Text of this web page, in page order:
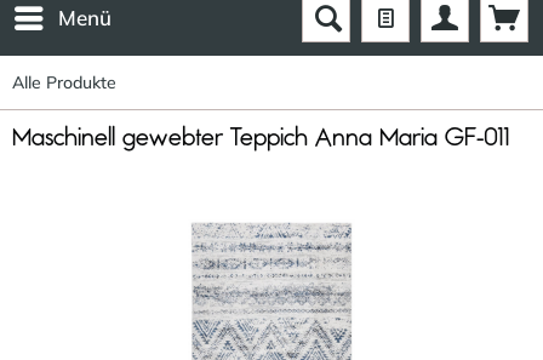
Menü
Alle Produkte
Maschinell gewebter Teppich Anna Maria GF-011